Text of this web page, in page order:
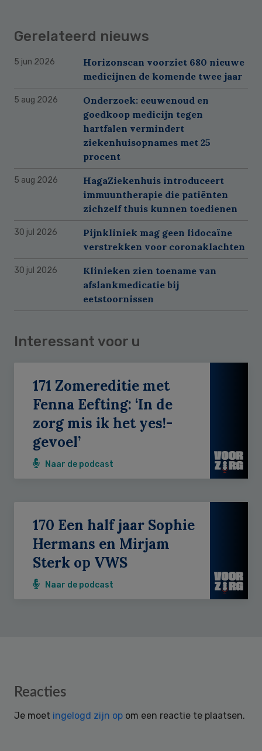
Gerelateerd nieuws
5 jun 2026
Horizonscan voorziet 680 nieuwe
medicijnen de komende twee jaar
5 aug 2026
Onderzoek: eeuwenoud en
goedkoop medicijn tegen
hartfalen vermindert
ziekenhuisopnames met 25
procent
5 aug 2026
HagaZiekenhuis introduceert
immuuntherapie die patiënten
zichzelf thuis kunnen toedienen
30 jul 2026
Pijnkliniek mag geen lidocaïne
verstrekken voor coronaklachten
30 jul 2026
Klinieken zien toename van
afslankmedicatie bij
eetstoornissen
Interessant voor u
171 Zomereditie met
Fenna Eefting: ‘In de
zorg mis ik het yes!-
gevoel’
Naar de podcast
170 Een half jaar Sophie
Hermans en Mirjam
Sterk op VWS
Naar de podcast
Reader
Reacties
Je moet ingelogd zijn op om een reactie te plaatsen.